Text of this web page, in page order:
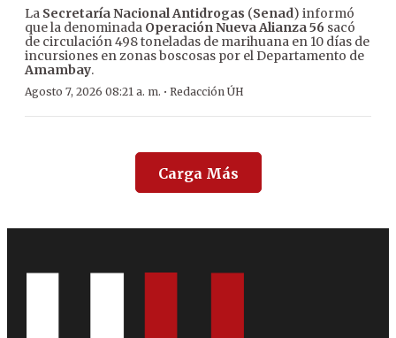
La Secretaría Nacional Antidrogas (Senad) informó
que la denominada Operación Nueva Alianza 56 sacó
de circulación 498 toneladas de marihuana en 10 días de
incursiones en zonas boscosas por el Departamento de
Amambay.
Agosto 7, 2026 08:21 a. m. · Redacción ÚH
Carga Más